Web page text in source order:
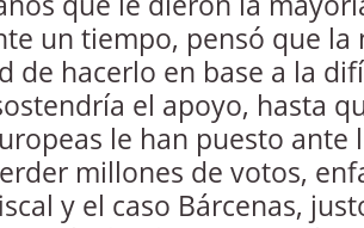
un tiempo, pensó que la
de hacerlo en base a la
el apoyo, hasta
le han puesto ante
millones de votos,
y el caso Bárcenas,